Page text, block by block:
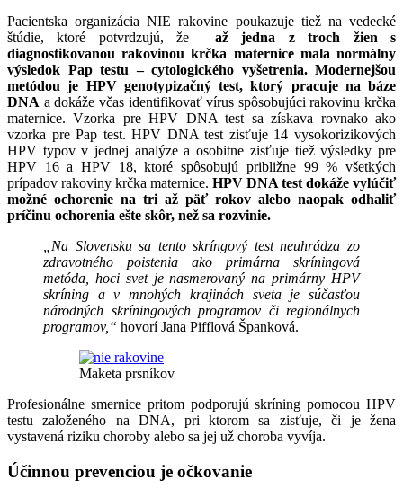
Pacientska organizácia NIE rakovine poukazuje tiež na vedecké
štúdie, ktoré potvrdzujú, že až jedna z troch žien s
diagnostikovanou rakovinou krčka maternice mala normálny
výsledok Pap testu – cytologického vyšetrenia. Modernejšou
metódou je HPV genotypizačný test, ktorý pracuje na báze
DNA a dokáže včas identifikovať vírus spôsobujúci rakovinu krčka
maternice. Vzorka pre HPV DNA test sa získava rovnako ako
vzorka pre Pap test. HPV DNA test zisťuje 14 vysokorizikových
HPV typov v jednej analýze a osobitne zisťuje tiež výsledky pre
HPV 16 a HPV 18, ktoré spôsobujú približne 99 % všetkých
prípadov rakoviny krčka maternice. HPV DNA test dokáže vylúčiť
možné ochorenie na tri až päť rokov alebo naopak odhaliť
príčinu ochorenia ešte skôr, než sa rozvinie.
„Na Slovensku sa tento skríngový test neuhrádza zo
zdravotného poistenia ako primárna skríningová
metóda, hoci svet je nasmerovaný na primárny HPV
skríning a v mnohých krajinách sveta je súčasťou
národných skríningových programov či regionálnych
programov,“ hovorí Jana Pifflová Španková.
Maketa prsníkov
Profesionálne smernice pritom podporujú skríning pomocou HPV
testu založeného na DNA, pri ktorom sa zisťuje, či je žena
vystavená riziku choroby alebo sa jej už choroba vyvíja.
Účinnou prevenciou je očkovanie